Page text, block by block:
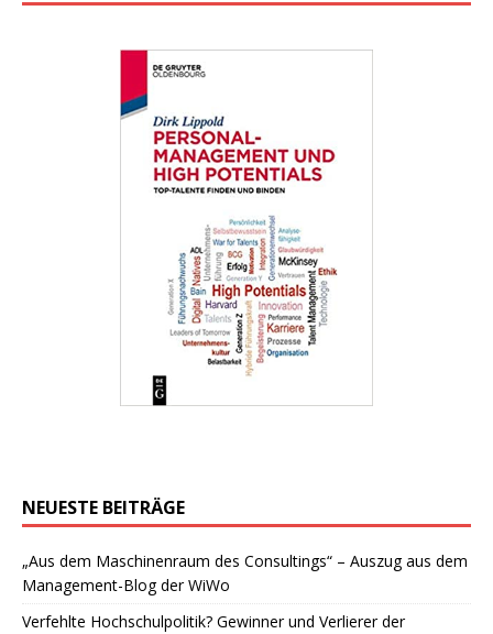
NEUESTE BEITRÄGE
„Aus dem Maschinenraum des Consultings“ – Auszug aus dem
Management-Blog der WiWo
Verfehlte Hochschulpolitik? Gewinner und Verlierer der